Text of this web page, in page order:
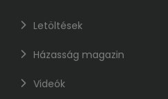
Letöltések
Házasság magazin
Videók